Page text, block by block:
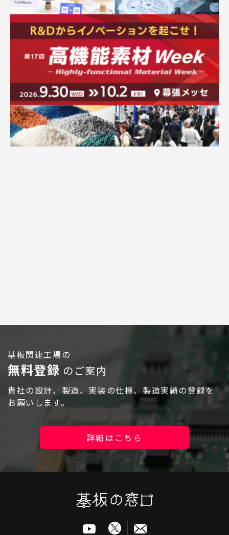
よくある質問
基板関連工場の
無料登録 のご案内
貴社の設計、製造、実装の仕様、製造実績の登録を
お願いします。
詳細はこちら